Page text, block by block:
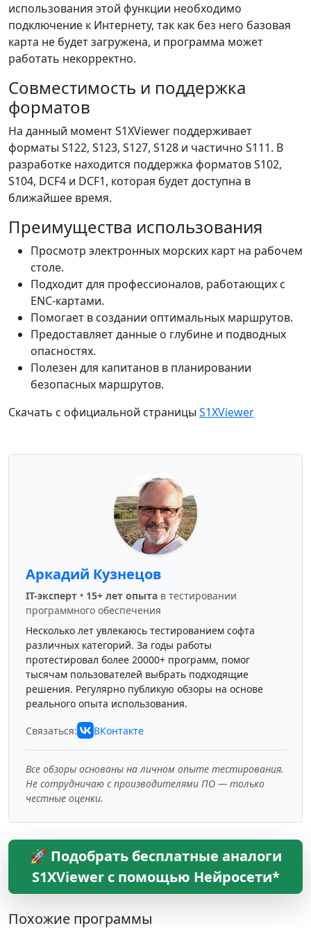
использования этой функции необходимо
подключение к Интернету, так как без него базовая
карта не будет загружена, и программа может
работать некорректно.
Совместимость и поддержка
форматов
На данный момент S1XViewer поддерживает
форматы S122, S123, S127, S128 и частично S111. В
разработке находится поддержка форматов S102,
S104, DCF4 и DCF1, которая будет доступна в
ближайшее время.
Преимущества использования
Просмотр электронных морских карт на рабочем
столе.
Подходит для профессионалов, работающих с
ENC-картами.
Помогает в создании оптимальных маршрутов.
Предоставляет данные о глубине и подводных
опасностях.
Полезен для капитанов в планировании
безопасных маршрутов.
Скачать с официальной страницы S1XViewer
Аркадий Кузнецов
IT-эксперт • 15+ лет опыта в тестировании
программного обеспечения
Несколько лет увлекаюсь тестированием софта
различных категорий. За годы работы
протестировал более 20000+ программ, помог
тысячам пользователей выбрать подходящие
решения. Регулярно публикую обзоры на основе
реального опыта использования.
Связаться: ВКонтакте
Все обзоры основаны на личном опыте тестирования.
Не сотрудничаю с производителями ПО — только
честные оценки.
🚀 Подобрать бесплатные аналоги
S1XViewer с помощью Нейросети*
Похожие программы